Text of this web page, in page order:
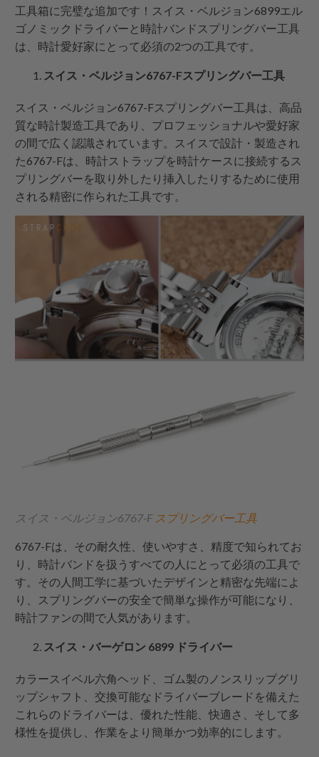
工具箱に完璧な追加です！スイス・ベルジョン6899エル
ゴノミックドライバーと時計バンドスプリングバー工具
は、時計愛好家にとって必須の2つの工具です。
スイス・ベルジョン6767-Fスプリングバー工具
スイス・ベルジョン6767-Fスプリングバー工具は、高品
質な時計製造工具であり、プロフェッショナルや愛好家
の間で広く認識されています。スイスで設計・製造され
た6767-Fは、時計ストラップを時計ケースに接続するス
プリングバーを取り外したり挿入したりするために使用
される精密に作られた工具です。
スイス・ベルジョン6767-F スプリングバー工具
6767-Fは、その耐久性、使いやすさ、精度で知られてお
り、時計バンドを扱うすべての人にとって必須の工具で
す。その人間工学に基づいたデザインと精密な先端によ
り、スプリングバーの安全で簡単な操作が可能になり、
時計ファンの間で人気があります。
スイス・バーゲロン 6899 ドライバー
カラースイベル六角ヘッド、ゴム製のノンスリップグリ
ップシャフト、交換可能なドライバーブレードを備えた
これらのドライバーは、優れた性能、快適さ、そして多
様性を提供し、作業をより簡単かつ効率的にします。